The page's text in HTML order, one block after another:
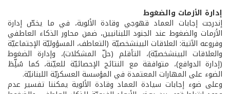
إدارة الأزمات والضغوط
إندرجت إجابات العماد قهوجي وقادة الألوية، في ما يخصّ إدارة
الأزمات والضغوط عند الجنود اللبنانيين، ضمن محاور الذكاء العاطفي
وفروعه الآتية: العلاقات البينشخصيّة (التعاطف، المسؤوليّة الإجتماعيّة
والعلاقات البينشخصيّة)، التأقلم (حلّ المشكلات)، وإدارة الضغوط
(إدارة الدوافع)، متوافقة مع النتائج الإحصائيّة للعيّنة، كما سُلِّطَ
الضوء على المهارات المعتمدة في المؤسسة العسكريّة اللبنانيّة.
وعلى ضوء إجابات سيادة العماد وقادة الألوية يمكننا تفسير عدم